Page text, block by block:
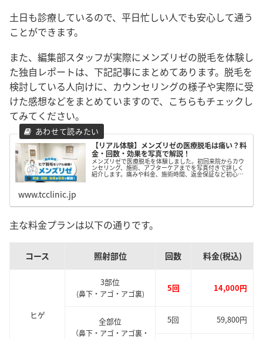
土日も診療しているので、平日忙しい人でも安心して通う
ことができます。
また、編集部スタッフが実際にメンズリゼの脱毛を体験し
た独自レポートは、下記記事にまとめてあります。脱毛を
検討している人向けに、カウンセリングの様子や実際に受
けた感想などをまとめていますので、こちらもチェックし
てみてください。
【リアル体験】メンズリゼの医療脱毛は痛い？料
金・回数・効果を写真で解説！
メンズリゼで医療脱毛を体験しました。初回来院からカウ
ンセリング、施術、アフターケアまでを写真付きで詳しく
紹介します。痛みや料金、施術時間、返金保証など初心者
www.tcclinic.jp
主な料金プランは以下の通りです。
コース 照射部位 回数 料金(税込)
ヒゲ
3部位
(鼻下・アゴ・アゴ裏)
5回 14,000円
全部位
（鼻下・アゴ・アゴ裏・
5回 59,800円